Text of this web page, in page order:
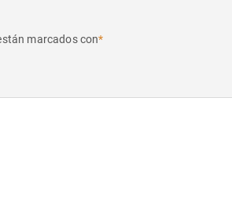
marcados con*